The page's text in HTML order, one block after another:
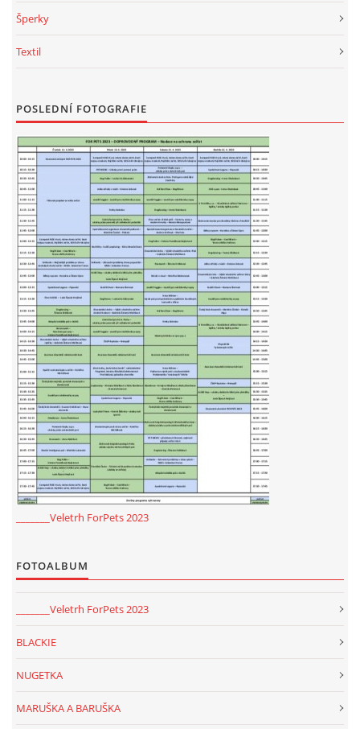
SLUŽBY
HISTORIE - 2010 - 2020
JAK NÁM POMOCI - POMÁHAJÍ NÁM :-)
Fretky Boleslav, z.s.
Trnová 15
294 25 Katusice
602 692 130
info@fretkyboleslav.cz
© 2026 eStránky.cz |RSS|WebSlice Aktualizováno: 1. 8. 2026
Nahoru ↑
Šperky
Textil
POSLEDNÍ FOTOGRAFIE
_______Veletrh ForPets 2023
FOTOALBUM
_______Veletrh ForPets 2023
BLACKIE
NUGETKA
MARUŠKA A BARUŠKA